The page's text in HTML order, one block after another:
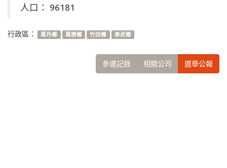
人口： 96181
行政區： 萬丹鄉 萬巒鄉 竹田鄉 泰武鄉
參選記錄 相關公司 選舉公報